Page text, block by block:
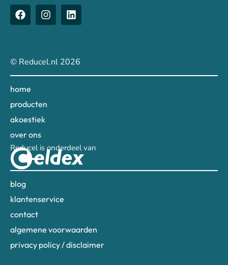
© Reducel.nl 2026
home
producten
akoestiek
over ons
Reducel is onderdeel van
blog
klantenservice
contact
algemene voorwaarden
privacy policy / disclaimer